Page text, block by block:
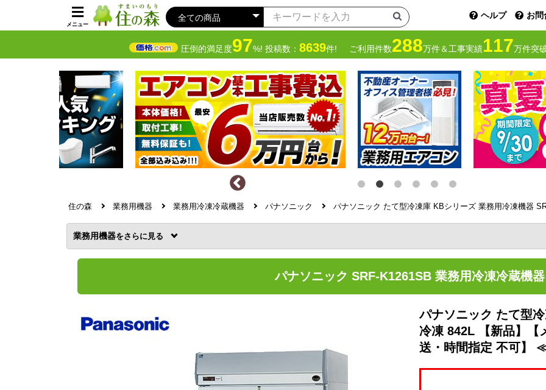
メニュー
ヘルプ お問
圧倒的満足度97%! 投稿数： 8639件! ご利用件数288万件＆工事実績117万件突
住の森 業務用機器 業務用冷凍冷蔵機器 パナソニック パナソニック たて型冷凍庫 KBシリーズ 業務用冷凍機器
業務用機器を
パナソニック SRF-K1261SB 業務用冷凍冷蔵機器
パナソニック たて型
冷凍 842L 【新品】【
送・時間指定 不可】